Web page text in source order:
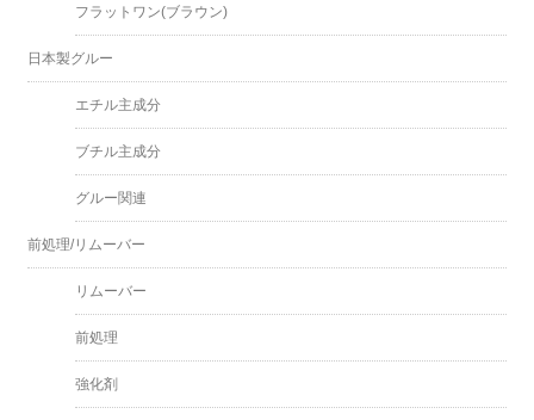
フラットワン(ブラウン)
日本製グルー
エチル主成分
ブチル主成分
グルー関連
前処理/リムーバー
リムーバー
前処理
強化剤